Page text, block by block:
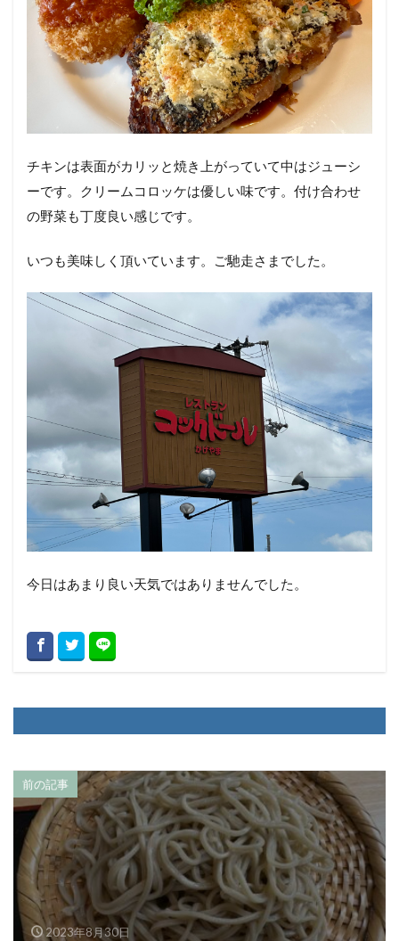
チキンは表面がカリッと焼き上がっていて中はジューシ
ーです。クリームコロッケは優しい味です。付け合わせ
の野菜も丁度良い感じです。
いつも美味しく頂いています。ご馳走さまでした。
今日はあまり良い天気ではありませんでした。
前の記事
2023年8月30日